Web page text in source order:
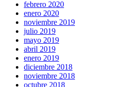
febrero 2020
enero 2020
noviembre 2019
julio 2019
mayo 2019
abril 2019
enero 2019
diciembre 2018
noviembre 2018
octubre 2018